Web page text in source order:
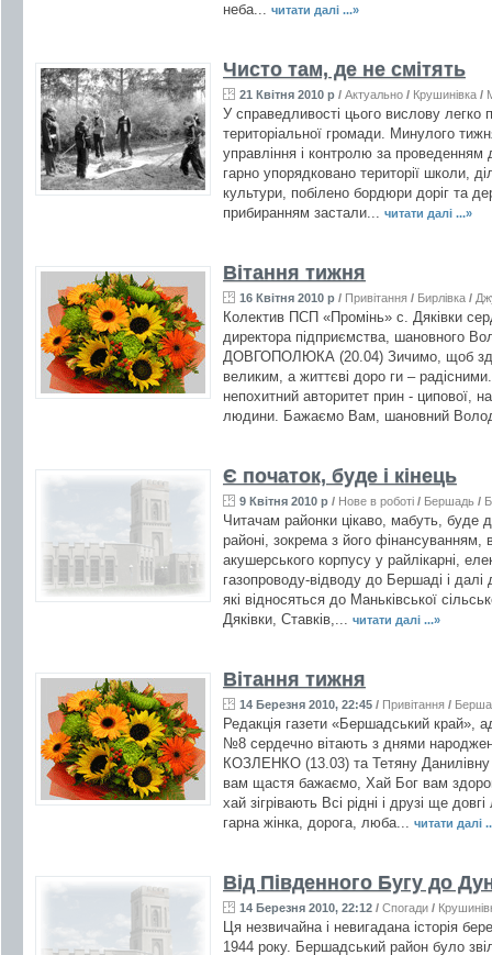
неба... читати далі ...»
Чисто там, де не смітять
21 Квітня 2010 р / Актуально / Крушинівка /
У справедливості цього вислову легко
територіальної громади. Минулого
управління і контролю за проведенням
гарно упорядковано території школи,
культури, побілено бордюри доріг та
прибиранням застали... читати далі ...»
Вітання тижня
16 Квітня 2010 р / Привітання / Бирлівка /
Колектив ПСП «Промінь» с. Дяківки
директора підприємства, шановного
ДОВГОПОЛЮКА (20.04) Зичимо, щоб
великим, а життєві доро ги –
непохитний авторитет прин - ципової,
людини. Бажаємо Вам, шановний
Є початок, буде і кінець
9 Квітня 2010 р / Нове в роботі / Бершадь /
Читачам районки цікаво, мабуть, буде
районі, зокрема з його фінансуванням,
акушерського корпусу у райлікарні,
газопроводу-відводу до Бершаді і далі
які відносяться до Маньківської
Дяківки, Ставків,... читати далі ...»
Вітання тижня
14 Березня 2010, 22:45 / Привітання /
Редакція газети «Бершадський край»,
№8 сердечно вітають з днями
КОЗЛЕНКО (13.03) та Тетяну
вам щастя бажаємо, Хай Бог вам
хай зігрівають Всі рідні і друзі ще
гарна жінка, дорога, люба... читати далі
Від Південного Бугу до
14 Березня 2010, 22:12 / Спогади /
Ця незвичайна і невигадана історія
1944 року. Бершадський район було